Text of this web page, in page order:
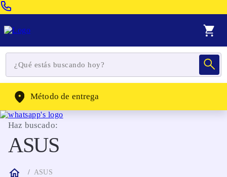
WhatsApp: (302) 262-4104
Método de entrega
Haz buscado:
ASUS
ASUS